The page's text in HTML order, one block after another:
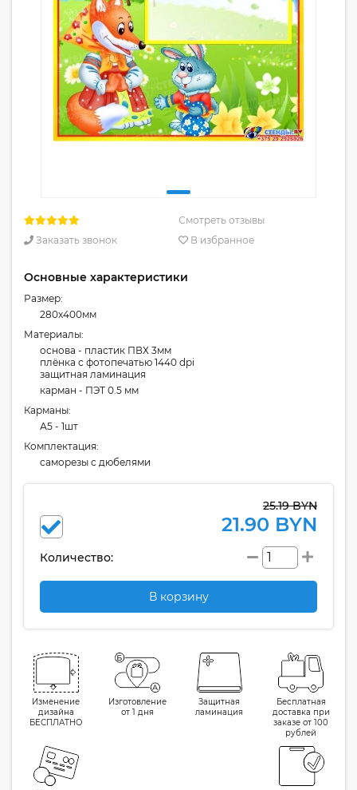
Смотреть отзывы
Заказать звонок
В избранное
Основные характеристики
Размер:
280x400мм
Материалы:
основа - пластик ПВХ 3мм
плёнка с фотопечатью 1440 dpi
защитная ламинация
карман - ПЭТ 0.5 мм
Карманы:
А5 - 1шт
Комплектация:
cаморезы с дюбелями
25.19 BYN
21.90 BYN
Количество:
В корзину
Изменение
дизайна
БЕСПЛАТНО
Изготовление
от 1 дня
Защитная
ламинация
Бесплатная
доставка при
заказе от 100
рублей